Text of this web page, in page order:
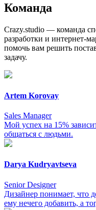
Команда
Crazy.studio — команда
разработки и интернет-
помочь вам решить
задачу.
Artem Korovay
Sales Manager
Мой успех на 15%
общаться с людьми.
Darya Kudryavtseva
Senior Designer
Дизайнер понимает, что
ему нечего добавить, а